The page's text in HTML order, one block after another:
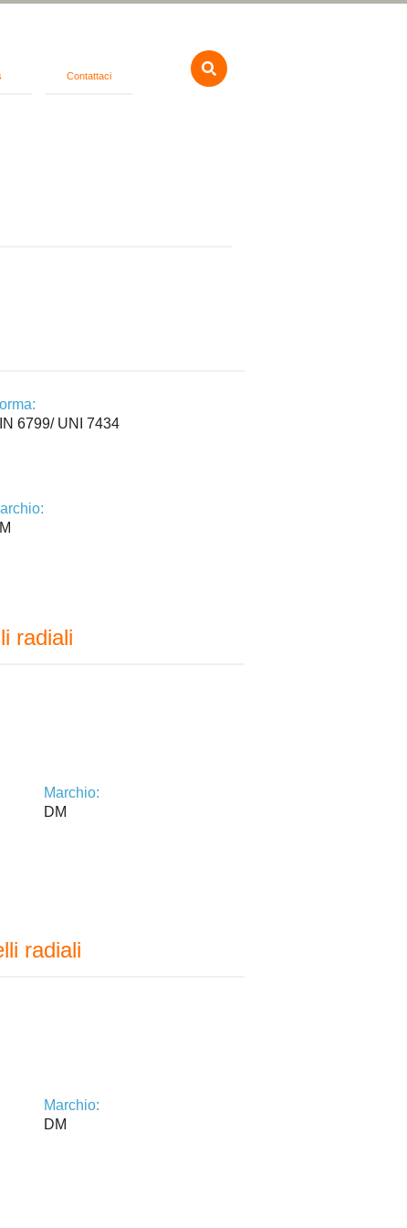
Contattaci
6799/ UNI 7434
radiali
Marchio:
DM
radiali
Marchio:
DM